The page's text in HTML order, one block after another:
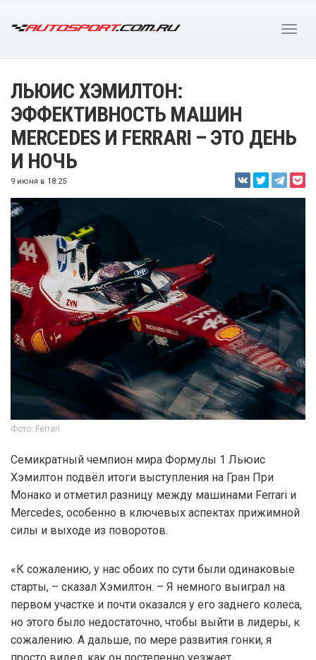
ЛЬЮИС ХЭМИЛТОН:
ЭФФЕКТИВНОСТЬ МАШИН
MERCEDES И FERRARI – ЭТО ДЕНЬ
И НОЧЬ
9 июня в 18:25
Фото: Ferrari
Семикратный чемпион мира Формулы 1 Льюис
Хэмилтон подвёл итоги выступления на Гран При
Монако и отметил разницу между машинами Ferrari и
Mercedes, особенно в ключевых аспектах прижимной
силы и выходе из поворотов.
«К сожалению, у нас обоих по сути были одинаковые
старты, – сказал Хэмилтон. – Я немного выиграл на
первом участке и почти оказался у его заднего колеса,
но этого было недостаточно, чтобы выйти в лидеры, к
сожалению. А дальше, по мере развития гонки, я
просто видел, как он постепенно уезжает.